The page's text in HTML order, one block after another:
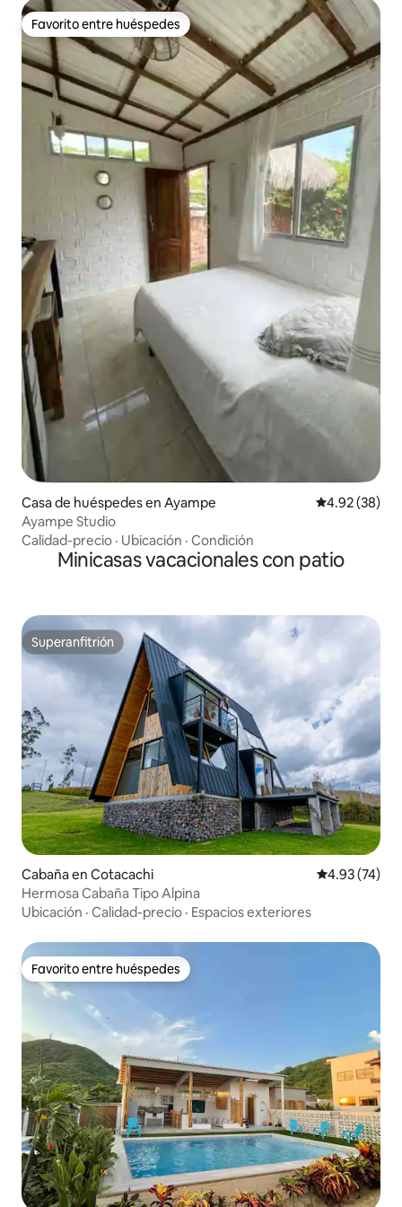
Favorito entre huéspedes
Favorito entre huéspedes
Casa de huéspedes en Ayampe Calificación
4.92 (38)
Ayampe Studio
Calidad-precio · Ubicación · Condición
Minicasas vacacionales con patio
Superanfitrión
Superanfitrión
Cabaña en Cotacachi Calificación
4.93 (74)
Hermosa Cabaña Tipo Alpina
Ubicación · Calidad-precio · Espacios exteriores
Favorito entre huéspedes
Favorito entre huéspedes